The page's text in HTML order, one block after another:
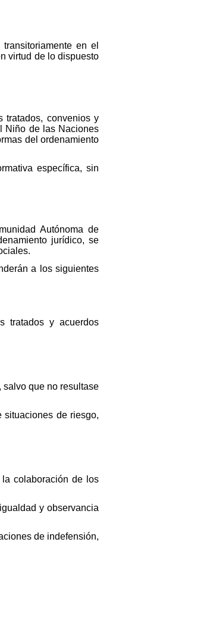
en el
virtud de lo dispuesto
tratados, convenios y
Niño de las Naciones
del ordenamiento
específica, sin
Autónoma de
jurídico, se
a los siguientes
tratados y acuerdos
que no resultase
de riesgo,
colaboración de los
y observancia
de indefensión,